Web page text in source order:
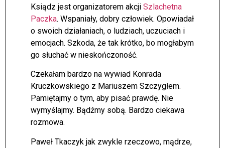
Ksiądz jest organizatorem akcji Szlachetna
Paczka. Wspaniały, dobry człowiek. Opowiadał
o swoich działaniach, o ludziach, uczuciach i
emocjach. Szkoda, że tak krótko, bo mogłabym
go słuchać w nieskończoność.
Czekałam bardzo na wywiad Konrada
Kruczkowskiego z Mariuszem Szczygłem.
Pamiętajmy o tym, aby pisać prawdę. Nie
wymyślajmy. Bądźmy sobą. Bardzo ciekawa
rozmowa.
Paweł Tkaczyk jak zwykle rzeczowo, mądrze,